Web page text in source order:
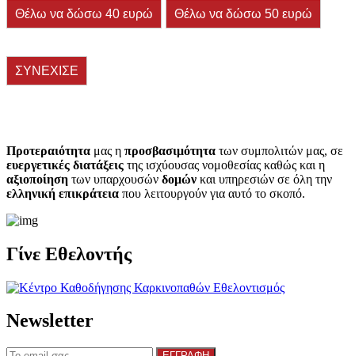
Θέλω να δώσω 40 ευρώ Θέλω να δώσω 50 ευρώ
ΣΥΝΕΧΙΣΕ
Προτεραιότητα μας η προσβασιμότητα των συμπολιτών μας, σε
ευεργετικές διατάξεις της ισχύουσας νομοθεσίας καθώς και η
αξιοποίηση των υπαρχουσών δομών και υπηρεσιών σε όλη την
ελληνική επικράτεια που λειτουργούν για αυτό το σκοπό.​
Γίνε Εθελοντής
Newsletter